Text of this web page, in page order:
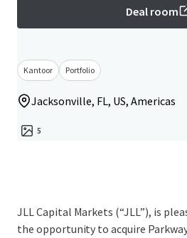
Deal room
Kantoor Portfolio
Jacksonville, FL, US, Americas
5
JLL Capital Markets (“JLL”), is
the opportunity to acquire